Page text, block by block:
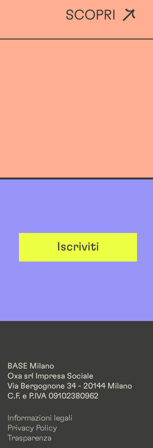
SCOPRI
Iscriviti
BASE Milano
Oxa srl Impresa Sociale
Via Bergognone 34 - 20144 Milano
C.F. e P.IVA 09102380962
Informazioni legali
Privacy Policy
Trasparenza